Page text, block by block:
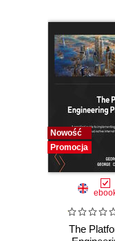
Nowość
Promocja
The